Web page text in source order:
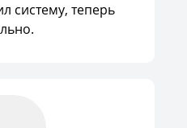
систему, теперь